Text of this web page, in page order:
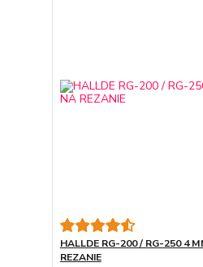
HALLDE RG-200 / RG-250 4
REZANIE